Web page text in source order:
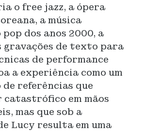
o free jazz, a ópera
a música
dos anos 2000, a
gravações de texto para
de performance
a experiência como um
de referências que
catastrófico em mãos
mas que sob a
Lucy resulta em uma